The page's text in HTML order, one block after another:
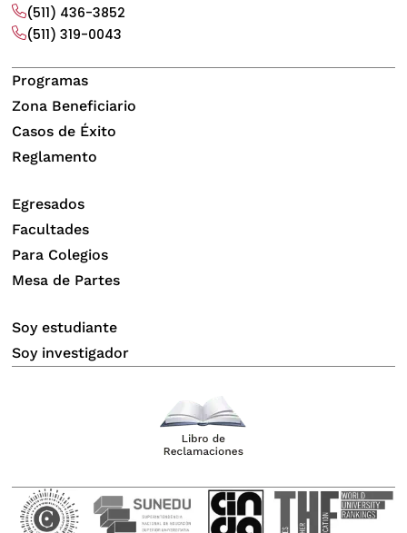
(511) 436-3852
(511) 319-0043
Programas
Zona Beneficiario
Casos de Éxito
Reglamento
Egresados
Facultades
Para Colegios
Mesa de Partes
Soy estudiante
Soy investigador